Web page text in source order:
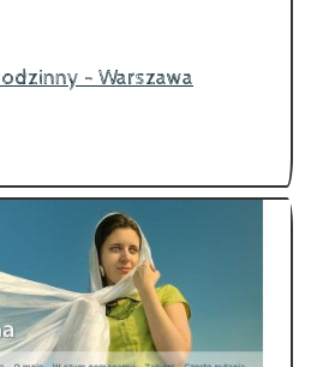
- Warszawa